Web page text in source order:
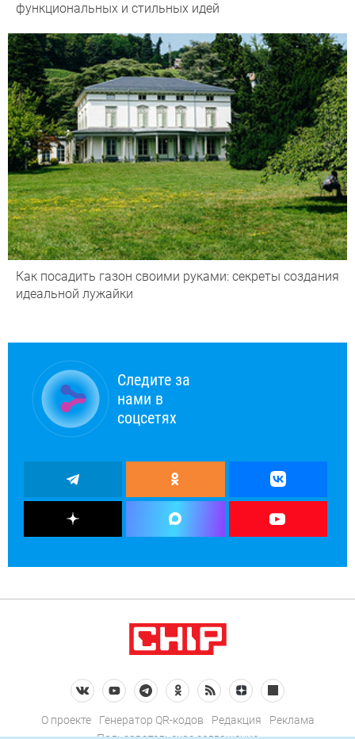
функциональных и стильных идей
Как посадить газон своими руками: секреты создания
идеальной лужайки
Следите за
нами в
соцсетях
О проекте Генератор QR-кодов Редакция
Реклама